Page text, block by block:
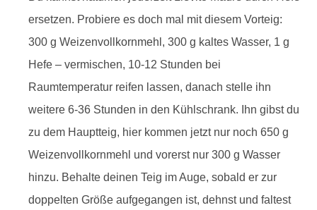
ersetzen. Probiere es doch mal mit diesem Vorteig:
300 g Weizenvollkornmehl, 300 g kaltes Wasser, 1 g
Hefe – vermischen, 10-12 Stunden bei
Raumtemperatur reifen lassen, danach stelle ihn
weitere 6-36 Stunden in den Kühlschrank. Ihn gibst du
zu dem Hauptteig, hier kommen jetzt nur noch 650 g
Weizenvollkornmehl und vorerst nur 300 g Wasser
hinzu. Behalte deinen Teig im Auge, sobald er zur
doppelten Größe aufgegangen ist, dehnst und faltest